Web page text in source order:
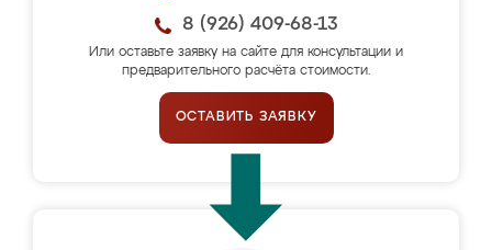
8 (926) 409-68-13
Или оставьте заявку на сайте для консультации и
предварительного расчёта стоимости.
ОСТАВИТЬ ЗАЯВКУ